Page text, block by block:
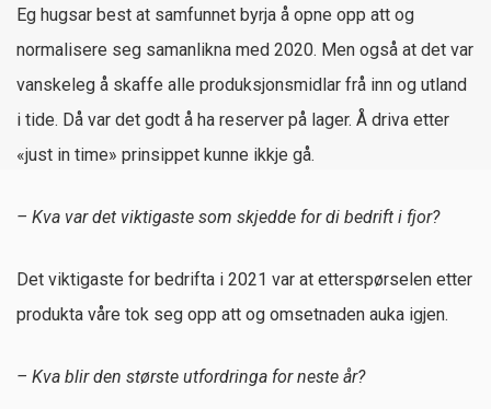
Eg hugsar best at samfunnet byrja å opne opp att og
normalisere seg samanlikna med 2020. Men også at det var
vanskeleg å skaffe alle produksjonsmidlar frå inn og utland
i tide. Då var det godt å ha reserver på lager. Å driva etter
«just in time» prinsippet kunne ikkje gå.
– Kva var det viktigaste som skjedde for di bedrift i fjor?
Det viktigaste for bedrifta i 2021 var at etterspørselen etter
produkta våre tok seg opp att og omsetnaden auka igjen.
– Kva blir den største utfordringa for neste år?